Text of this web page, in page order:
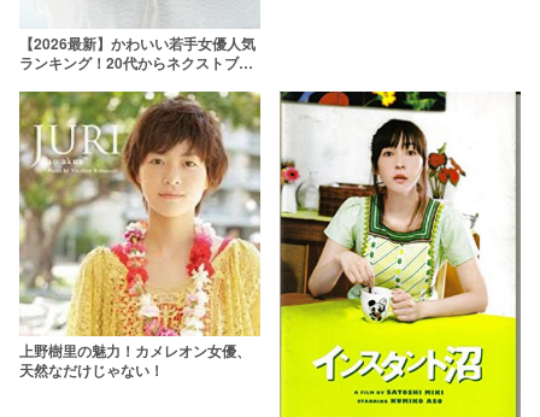
【2026最新】かわいい若手女優人気
ランキング！20代からネクストブレ
上野樹里の魅力！カメレオン女優、
天然なだけじゃない！